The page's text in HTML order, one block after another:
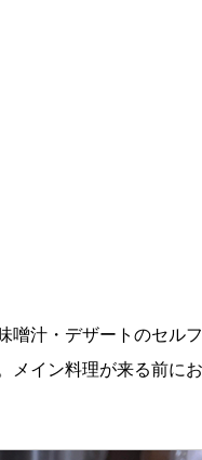
汁・デザートのセル
メイン料理が来る前に